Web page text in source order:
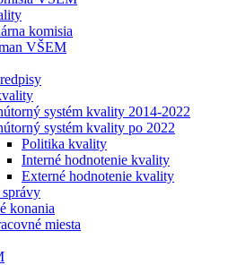
komisia
VŠEM
systém kvality 2014-2022
systém kvality po 2022
Politika kvality
Interné hodnotenie kvality
Externé hodnotenie kvality
konania
miesta